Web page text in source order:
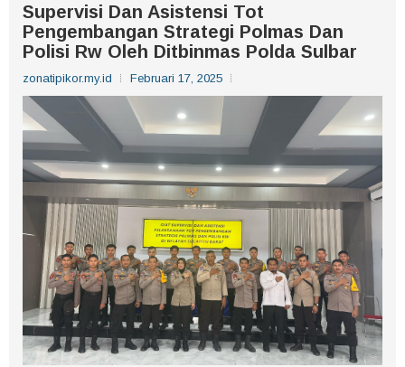
Supervisi Dan Asistensi Tot
Pengembangan Strategi Polmas Dan
Polisi Rw Oleh Ditbinmas Polda Sulbar
zonatipikor.my.id Februari 17, 2025